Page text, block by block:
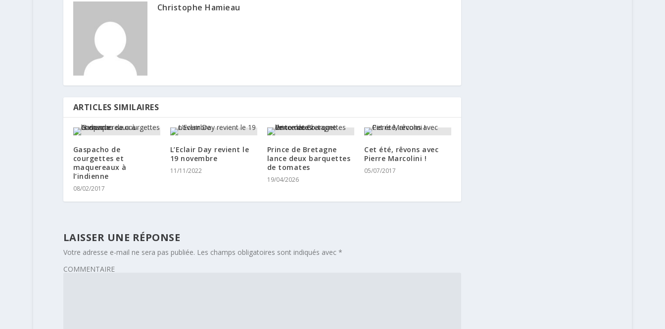
Christophe Hamieau
ARTICLES SIMILAIRES
Gaspacho de
courgettes et
maquereaux à
l’indienne
08/02/2017
L’Eclair Day revient le
19 novembre
11/11/2022
Prince de Bretagne
lance deux barquettes
de tomates
19/04/2026
Cet été, rêvons avec
Pierre Marcolini !
05/07/2017
LAISSER UNE RÉPONSE
Votre adresse e-mail ne sera pas publiée. Les champs obligatoires sont indiqués avec *
COMMENTAIRE